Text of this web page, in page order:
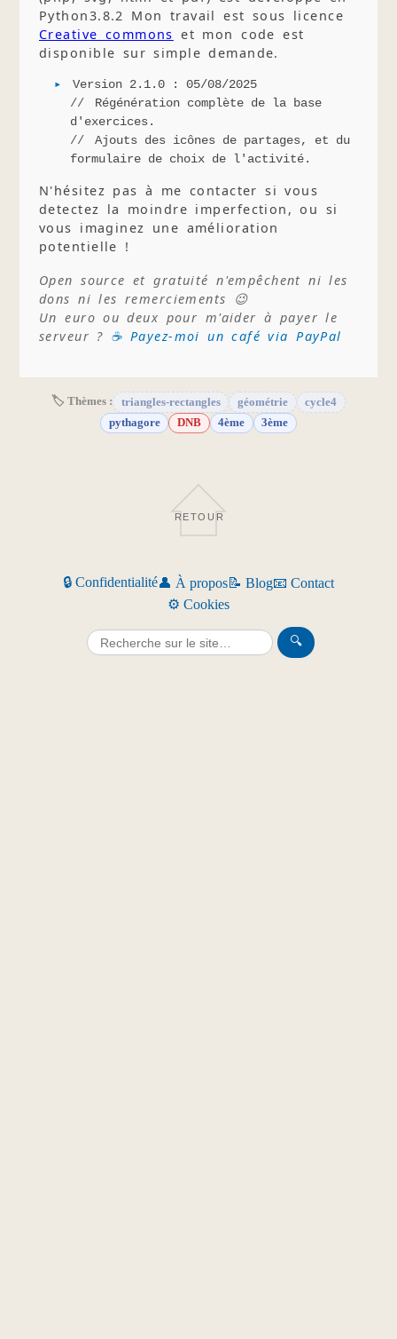
Python3.8.2 Mon travail est sous licence
Creative commons et mon code est
disponible sur simple demande.
Version 2.1.0 : 05/08/2025
Régénération complète de la base
d'exercices.
Ajouts des icônes de partages, et du
formulaire de choix de l'activité.
N'hésitez pas à me contacter si vous
detectez la moindre imperfection, ou si
vous imaginez une amélioration
potentielle !
Open source et gratuité n'empêchent ni les
dons ni les remerciements 😉
Un euro ou deux pour m'aider à payer le
serveur ? ☕ Payez-moi un café via PayPal
🏷 Thèmes : triangles-rectangles géométrie
cycle4
pythagore
DNB 4ème 3ème
RETOUR
🔒 Confidentialité👤 À propos📝 Blog📧 Contact
⚙️ Cookies
🔍